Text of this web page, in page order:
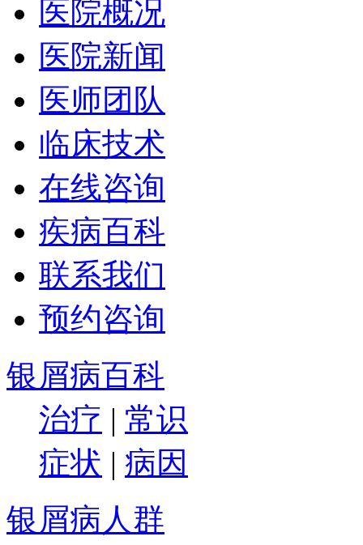
医院概况
医院新闻
医师团队
临床技术
在线咨询
疾病百科
联系我们
预约咨询
银屑病百科
治疗 | 常识
症状 | 病因
银屑病人群